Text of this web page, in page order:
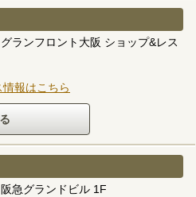
ランフロント大阪 ショップ&レス
報はこちら
急グランドビル 1F